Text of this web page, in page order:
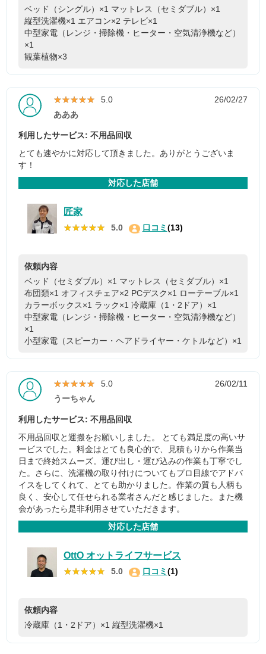
ベッド（シングル）×1 マットレス（セミダブル）×1
縦型洗濯機×1 エアコン×2 テレビ×1
中型家電（レンジ・掃除機・ヒーター・空気清浄機など）
×1
観葉植物×3
★★★★★
★★★★★ 5.0
26/02/27
あああ
利用したサービス: 不用品回収
とても速やかに対応して頂きました。ありがとうございま
す！
対応した店舗
匠家
★★★★★
★★★★★ 5.0 口コミ(13)
依頼内容
ベッド（セミダブル）×1 マットレス（セミダブル）×1
布団類×1 オフィスチェア×2 PCデスク×1 ローテーブル×1
カラーボックス×1 ラック×1 冷蔵庫（1・2ドア）×1
中型家電（レンジ・掃除機・ヒーター・空気清浄機など）
×1
小型家電（スピーカー・ヘアドライヤー・ケトルなど）×1
★★★★★
★★★★★ 5.0
26/02/11
うーちゃん
利用したサービス: 不用品回収
不用品回収と運搬をお願いしました。 とても満足度の高いサ
ービスでした。料金はとても良心的で、見積もりから作業当
日まで終始スムーズ。運び出し・運び込みの作業も丁寧でし
た。さらに、洗濯機の取り付けについてもプロ目線でアドバ
イスをしてくれて、とても助かりました。作業の質も人柄も
良く、安心して任せられる業者さんだと感じました。また機
会があったら是非利用させていただきます。
対応した店舗
OttO オットライフサービス
★★★★★
★★★★★ 5.0 口コミ(1)
依頼内容
冷蔵庫（1・2ドア）×1 縦型洗濯機×1